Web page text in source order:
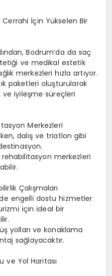
İçin Yükselen Bir
Bodrum’da da saç
ve medikal estetik
merkezleri hızla artıyor.
paketleri oluşturularak
iyileşme süreçleri
Merkezleri
dalış ve triatlon gibi
merkezleri
Çalışmaları
engelli dostu hizmetler
için ideal bir
yolları ve konaklama
sağlayacaktır.
ve Yol Haritası